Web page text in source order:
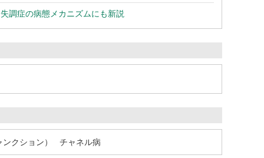
調症の病態メカニズムにも新説
クション） チャネル病